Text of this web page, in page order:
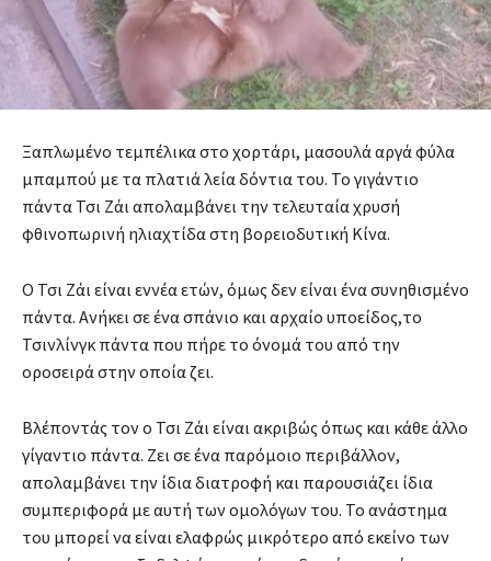
Ξαπλωμένο τεμπέλικα στο χορτάρι, μασουλά αργά φύλα
μπαμπού με τα πλατιά λεία δόντια του. Το γιγάντιο
πάντα Τσι Ζάι απολαμβάνει την τελευταία χρυσή
φθινοπωρινή ηλιαχτίδα στη βορειοδυτική Κίνα.
Ο Τσι Ζάι είναι εννέα ετών, όμως δεν είναι ένα συνηθισμένο
πάντα. Ανήκει σε ένα σπάνιο και αρχαίο υποείδος,το
Τσινλίνγκ πάντα που πήρε το όνομά του από την
οροσειρά στην οποία ζει.
Βλέποντάς τον ο Τσι Ζάι είναι ακριβώς όπως και κάθε άλλο
γίγαντιο πάντα. Ζει σε ένα παρόμοιο περιβάλλον,
απολαμβάνει την ίδια διατροφή και παρουσιάζει ίδια
συμπεριφορά με αυτή των ομολόγων του. Το ανάστημα
του μπορεί να είναι ελαφρώς μικρότερο από εκείνο των